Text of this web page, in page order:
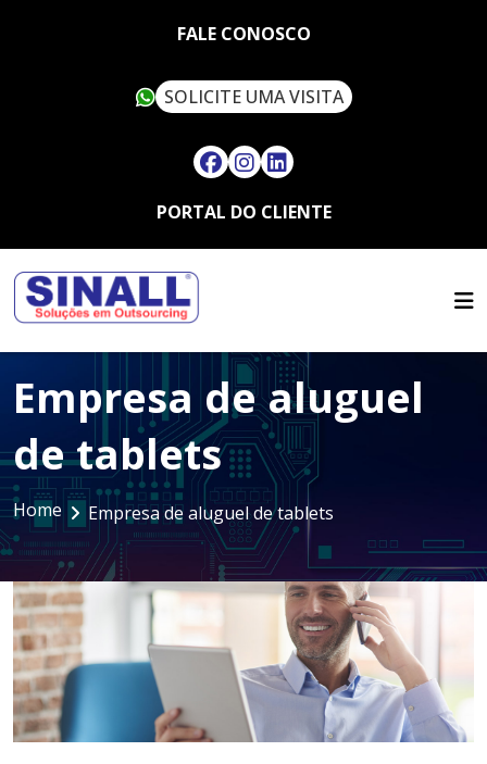
FALE CONOSCO
SOLICITE UMA VISITA
PORTAL DO CLIENTE
QUEM SOMOS
OUTSOURCING
LOCAÇÃO DE IMPRESSORAS
MULTIFUNCIONAIS
LOCAÇÃO DE IMPRESSORAS
TÉRMICAS
LOCAÇÃO DE NOTEBOOKS E
SMARTPHONES
GESTÃO DOCUMENTAL
ASSINATURA DIGITAL
ASSISTÊNCIA TÉCNICA
SUPRIMENTOS
SINALL VERDE
ARTIGOS
FALE CONOSCO
CONTATO
TRABALHE CONOSCO
Empresa de aluguel
de tablets
Home Empresa de aluguel de tablets